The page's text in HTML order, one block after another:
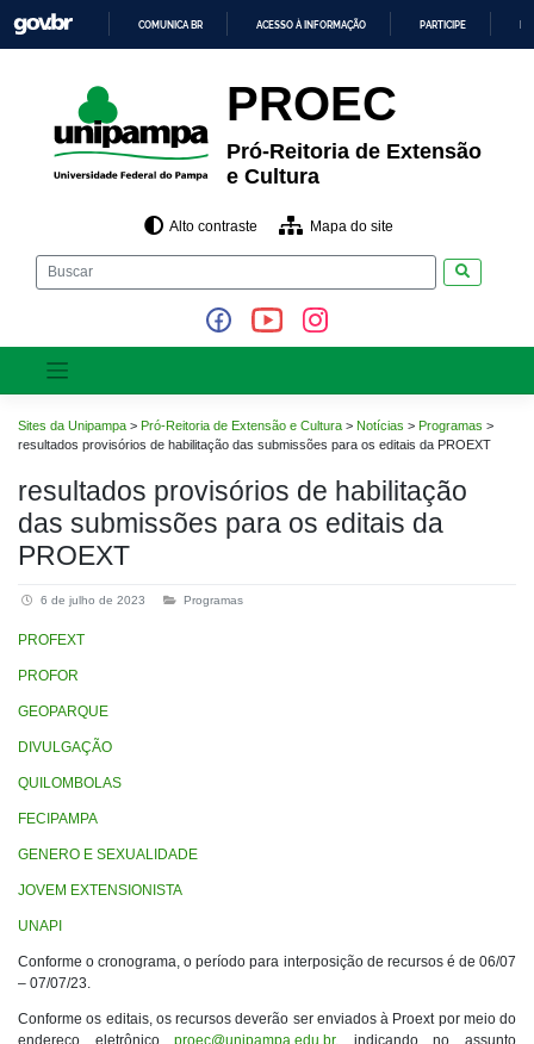
para
o
CONTEÚDO
COMUNICA BR ACESSO À INFORMAÇÃO PARTICIPE
PROEC
Pró-Reitoria de Extensão
e Cultura
Alto contraste Mapa do site
Sites da Unipampa > Pró-Reitoria de Extensão e Cultura > Notícias > Programas >
resultados provisórios de habilitação das submissões para os editais da PROEXT
resultados provisórios de habilitação
das submissões para os editais da
PROEXT
6 de julho de 2023 Programas
PROFEXT
PROFOR
GEOPARQUE
DIVULGAÇÃO
QUILOMBOLAS
FECIPAMPA
GENERO E SEXUALIDADE
JOVEM EXTENSIONISTA
UNAPI
Conforme o cronograma, o período para interposição de recursos é de 06/07
– 07/07/23.
Conforme os editais, os recursos deverão ser enviados à Proext por meio do
endereço eletrônicoproec@unipampa.edu.br, indicando no assunto